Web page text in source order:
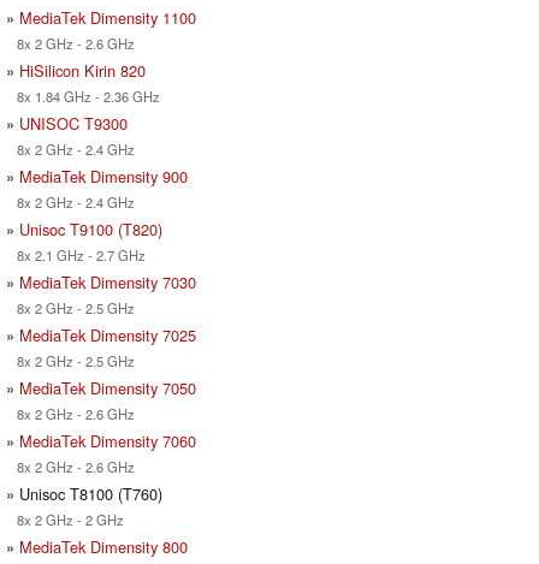
» MediaTek Dimensity 1100
8x 2 GHz - 2.6 GHz
» HiSilicon Kirin 820
8x 1.84 GHz - 2.36 GHz
» UNISOC T9300
8x 2 GHz - 2.4 GHz
» MediaTek Dimensity 900
8x 2 GHz - 2.4 GHz
» Unisoc T9100 (T820)
8x 2.1 GHz - 2.7 GHz
» MediaTek Dimensity 7030
8x 2 GHz - 2.5 GHz
» MediaTek Dimensity 7025
8x 2 GHz - 2.5 GHz
» MediaTek Dimensity 7050
8x 2 GHz - 2.6 GHz
» MediaTek Dimensity 7060
8x 2 GHz - 2.6 GHz
» Unisoc T8100 (T760)
8x 2 GHz - 2 GHz
» MediaTek Dimensity 800